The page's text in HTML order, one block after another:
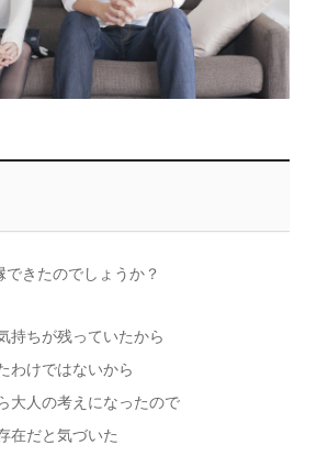
きたのでしょうか？
持ちが残っていたから
わけではないから
大人の考えになったので
在だと気づいた